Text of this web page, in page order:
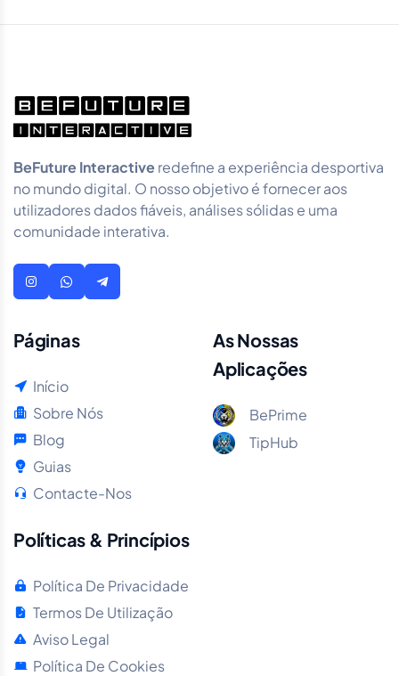
BeFuture Interactiveredefine a experiência desportiva
no mundo digital. O nosso objetivo é fornecer aos
utilizadores dados fiáveis, análises sólidas e uma
comunidade interativa.
Páginas
Início
Sobre Nós
Blog
Guias
Contacte-Nos
As Nossas
Aplicações
BePrime
TipHub
Políticas & Princípios
Política De Privacidade
Termos De Utilização
Aviso Legal
Política De Cookies